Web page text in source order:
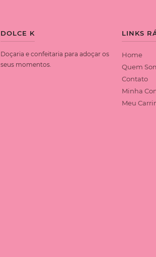
DOLCE K
Doçaria e confeitaria para adoçar os
seus momentos.
LINKS
Home
Quem
Contato
Minha
Meu